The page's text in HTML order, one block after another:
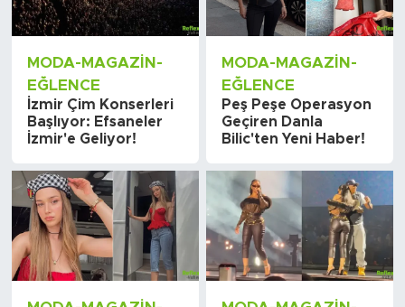
MODA-MAGAZIN-
EĞLENCE
İzmir Çim Konserleri
Başlıyor: Efsaneler
İzmir'e Geliyor!
MODA-MAGAZIN-
EĞLENCE
Peş Peşe Operasyon
Geçiren Danla
Bilic'ten Yeni Haber!